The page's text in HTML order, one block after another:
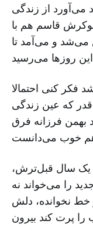
می‌آورد از زندگی
نوکرش قاسم هم با
می‌شد و می‌آمد تا
فکر کنی احتمالا
که عین زندگی
بهمن فرزانه فرق
یک سال قبل‌ترش،
را می‌خواند نه
خط نخوانده، دلش